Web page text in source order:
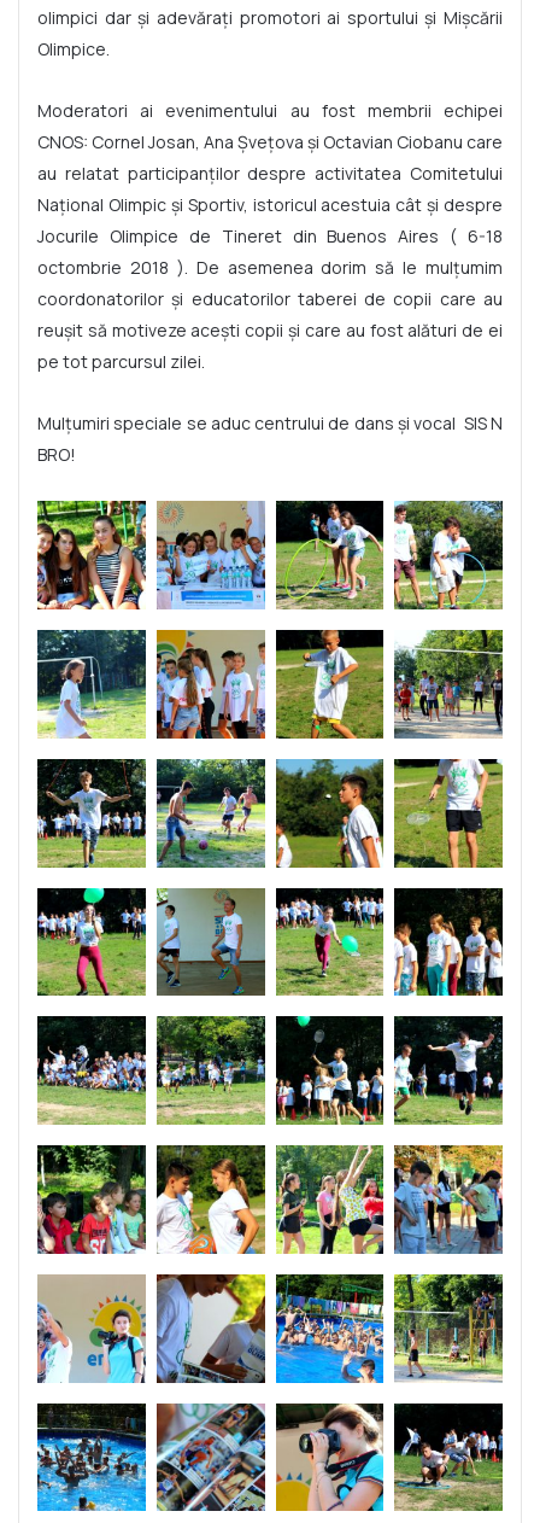
olimpici dar și adevărați promotori ai sportului și Mișcării
Olimpice.
Moderatori ai evenimentului au fost membrii echipei
CNOS: Cornel Josan, Ana Șvețova și Octavian Ciobanu care
au relatat participanților despre activitatea Comitetului
Național Olimpic și Sportiv, istoricul acestuia cât și despre
Jocurile Olimpice de Tineret din Buenos Aires ( 6-18
octombrie 2018 ). De asemenea dorim să le mulțumim
coordonatorilor și educatorilor taberei de copii care au
reușit să motiveze acești copii și care au fost alături de ei
pe tot parcursul zilei.
Mulțumiri speciale se aduc centrului de dans și vocal SIS N
BRO!